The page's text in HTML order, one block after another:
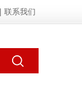
联系我们